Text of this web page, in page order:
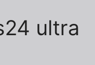
ultra